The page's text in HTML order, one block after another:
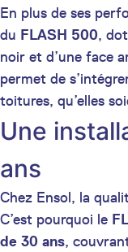
En plus de ses
du FLASH 500,
noir et d’une face
permet de
toitures, qu’elles
Une
ans
Chez Ensol, la
C’est pourquoi le
de 30 ans,